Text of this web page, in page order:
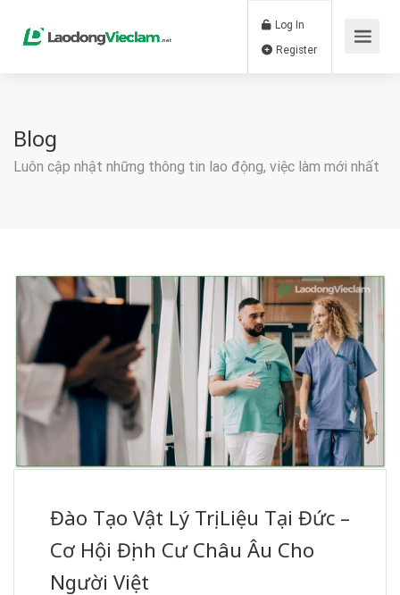
Log In
Blog
Luôn cập nhật những thông tin lao động, việc làm mới nhất
Đào Tạo Vật Lý Trị Liệu Tại Đức –
Cơ Hội Định Cư Châu Âu Cho
Người Việt